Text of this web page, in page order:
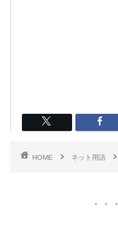
HOME ネット用語